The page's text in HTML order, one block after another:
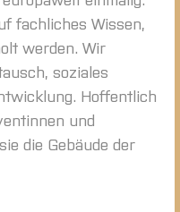
fachliches Wissen,
werden. Wir
soziales
Hoffentlich
und
die Gebäude der